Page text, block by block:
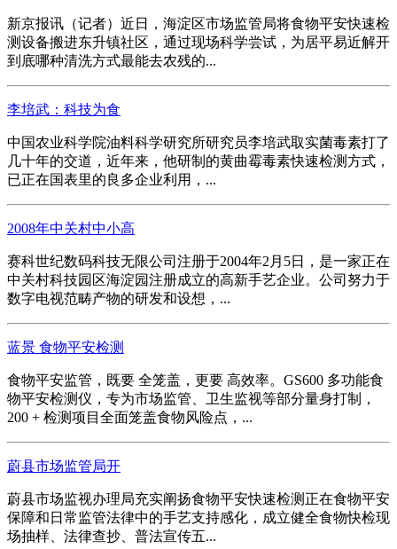
新京报讯（记者）近日，海淀区市场监管局将食物平安快速检
测设备搬进东升镇社区，通过现场科学尝试，为居平易近解开
到底哪种清洗方式最能去农残的...
李培武：科技为食
中国农业科学院油料科学研究所研究员李培武取实菌毒素打了
几十年的交道，近年来，他研制的黄曲霉毒素快速检测方式，
已正在国表里的良多企业利用，...
2008年中关村中小高
赛科世纪数码科技无限公司注册于2004年2月5日，是一家正在
中关村科技园区海淀园注册成立的高新手艺企业。公司努力于
数字电视范畴产物的研发和设想，...
蓝景 食物平安检测
食物平安监管，既要 全笼盖，更要 高效率。GS600 多功能食
物平安检测仪，专为市场监管、卫生监视等部分量身打制，
200 + 检测项目全面笼盖食物风险点，...
蔚县市场监管局开
蔚县市场监视办理局充实阐扬食物平安快速检测正在食物平安
保障和日常监管法律中的手艺支持感化，成立健全食物快检现
场抽样、法律查抄、普法宣传五...